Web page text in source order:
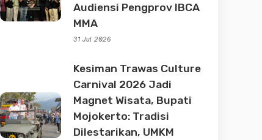
Audiensi Pengprov IBCA
MMA
31 Jul 2026
Kesiman Trawas Culture
Carnival 2026 Jadi
Magnet Wisata, Bupati
Mojokerto: Tradisi
Dilestarikan, UMKM